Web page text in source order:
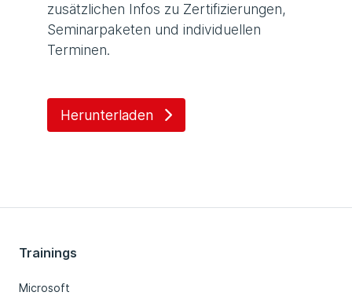
zusätzlichen Infos zu Zertifizierungen,
Seminarpaketen und individuellen
Terminen.
Herunterladen
Trainings
Microsoft